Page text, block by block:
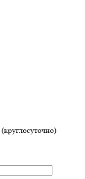
(круглосуточно)